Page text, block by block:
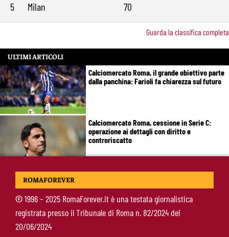
5
Milan 70
Guarda la classifica completa
ULTIMI ARTICOLI
Calciomercato Roma, il grande obiettivo parte
dalla panchina: Farioli fa chiarezza sul futuro
Calciomercato Roma, cessione in Serie C:
operazione ai dettagli con diritto e
controriscatto
Calciomercato Roma, tutto fatto per Molina:
ROMAFOREVER
©1996 – 2025 RomaForever.it è una testata giornalistica
registrata presso il Tribunale di Roma n. 82/2024 del
20/06/2024